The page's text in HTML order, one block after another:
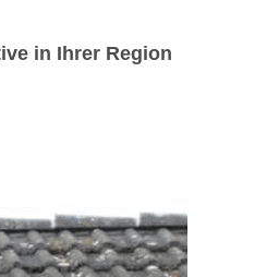
in Ihrer Region